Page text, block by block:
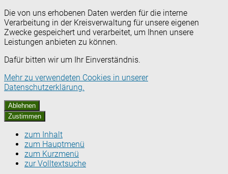
Die von uns erhobenen Daten werden für die interne
Verarbeitung in der Kreisverwaltung für unsere eigenen
Zwecke gespeichert und verarbeitet, um Ihnen unsere
Leistungen anbieten zu können.
Dafür bitten wir um Ihr Einverständnis.
Mehr zu verwendeten Cookies in unserer
Datenschutzerklärung.
Ablehnen
Zustimmen
zum Inhalt
zum Hauptmenü
zum Kurzmenü
zur Volltextsuche